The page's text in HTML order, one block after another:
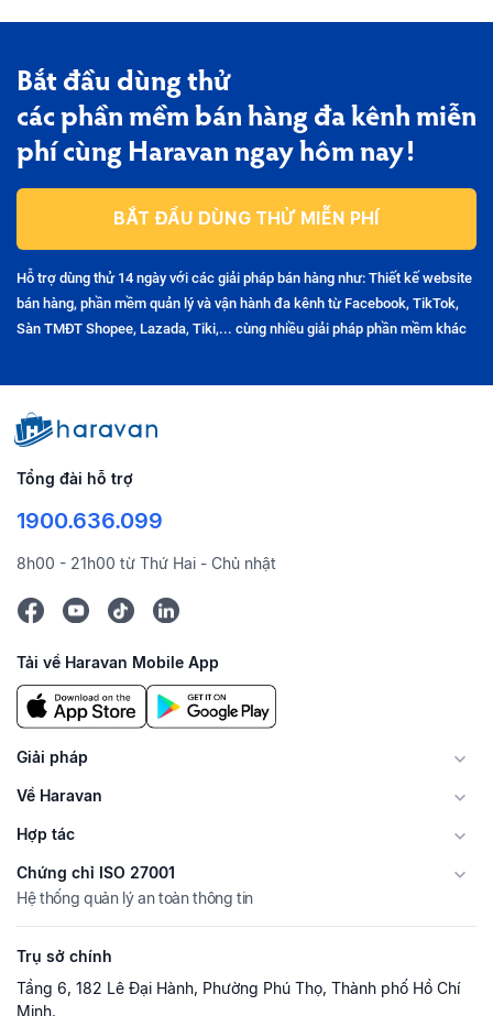
Bắt đầu dùng thử
các phần mềm bán hàng đa kênh miễn
phí cùng Haravan ngay hôm nay!
BẮT ĐẦU DÙNG THỬ MIỄN PHÍ
Hỗ trợ dùng thử 14 ngày với các giải pháp bán hàng như: Thiết kế website
bán hàng, phần mềm quản lý và vận hành đa kênh từ Facebook, TikTok,
Sàn TMĐT Shopee, Lazada, Tiki,... cùng nhiều giải pháp phần mềm khác
Tổng đài hỗ trợ
1900.636.099
8h00 - 21h00 từ Thứ Hai - Chủ nhật
Tải về Haravan Mobile App
Giải pháp
Về Haravan
Hợp tác
Chứng chỉ ISO 27001
Hệ thống quản lý an toàn thông tin
Trụ sở chính
Tầng 6, 182 Lê Đại Hành, Phường Phú Thọ, Thành phố Hồ Chí
Minh.